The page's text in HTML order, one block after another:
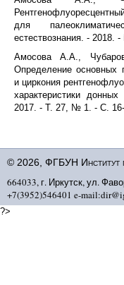
для
естествознания. - 2018.
Амосова А.А.,
Определение основных
и циркония
характеристики
2017. - T. 27, № 1. - С.
© 2026, ФГБУН Институт
664033, г. Иркутск, ул.
+7(3952)546401 e-
?>